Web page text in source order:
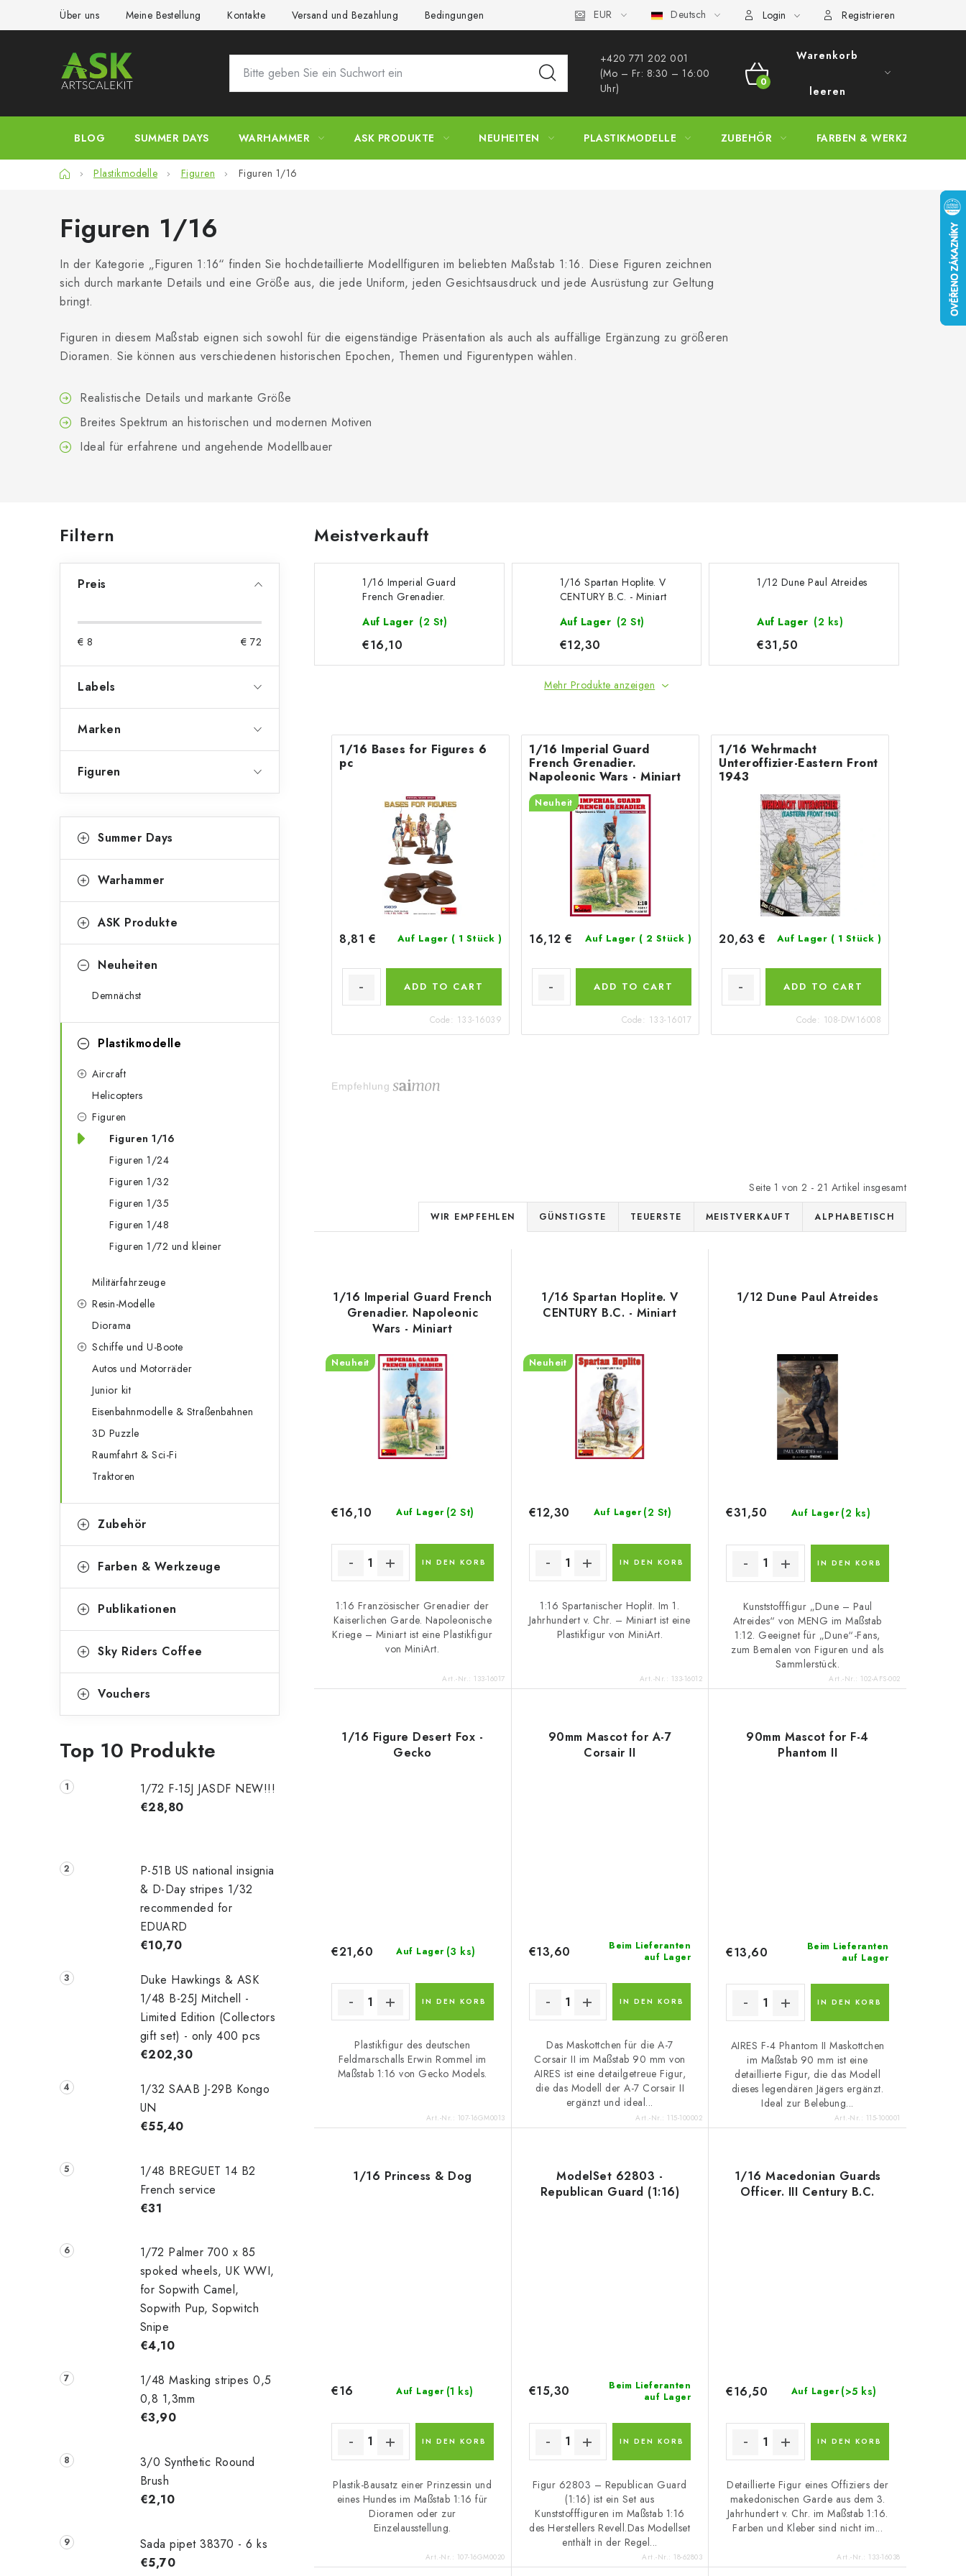
Über uns Meine Bestellung Kontakte Versand und Bezahlung Bedingungen und Konditionen Datenschutzbestimmungen Beschwerdeverfahren Großhandel
EUR Deutsch Login Registrieren
+420 771 202 001​
(Mo – Fr: 8:30 – 16:00
Uhr)
WARENKORB
Warenkorb
leeren
BLOG SUMMER DAYS WARHAMMER ASK PRODUKTE NEUHEITEN PLASTIKMODELLE ZUBEHÖR FARBEN & WERKZEUGE
StartseitePlastikmodelle Figuren Figuren 1/16
Figuren 1/16
In der Kategorie „Figuren 1:16“ finden Sie hochdetaillierte Modellfiguren im beliebten Maßstab 1:16. Diese Figuren zeichnen
sich durch markante Details und eine Größe aus, die jede Uniform, jeden Gesichtsausdruck und jede Ausrüstung zur Geltung
bringt.
Figuren in diesem Maßstab eignen sich sowohl für die eigenständige Präsentation als auch als auffällige Ergänzung zu größeren
Dioramen. Sie können aus verschiedenen historischen Epochen, Themen und Figurentypen wählen.
Realistische Details und markante Größe
Breites Spektrum an historischen und modernen Motiven
Ideal für erfahrene und angehende Modellbauer
S
e
n
l
i
s
t
Filtern
Preis
€ 8 € 72
Labels
Marken
Figuren
überspringen
a
e
o
e
Summer Days
Warhammer
ASK Produkte
Neuheiten
Demnächst
Plastikmodelle
Aircraft
Helicopters
Figuren
Figuren 1/16
Figuren 1/24
Figuren 1/32
Figuren 1/35
Figuren 1/48
Figuren 1/72 und kleiner
Militärfahrzeuge
Resin-Modelle
Diorama
Schiffe und U-Boote
Autos und Motorräder
Junior kit
Eisenbahnmodelle & Straßenbahnen
3D Puzzle
Raumfahrt & Sci-Fi
Traktoren
Zubehör
Farben & Werkzeuge
Publikationen
Sky Riders Coffee
Vouchers
Top 10 Produkte
1/72 F-15J JASDF NEW!!!
€28,80
P-51B US national insignia
& D-Day stripes 1/32
recommended for
EDUARD
€10,70
Duke Hawkings & ASK
1/48 B-25J Mitchell -
Limited Edition (Collectors
gift set) - only 400 pcs
€202,30
1/32 SAAB J-29B Kongo
UN
€55,40
1/48 ‌‌BREGUET 14 B2
French service
€31
1/72 Palmer 700 x 85
spoked wheels, UK WWI,
for Sopwith Camel,
Sopwith Pup, Sopwitch
Snipe
€4,10
1/48 Masking stripes 0,5
0,8 1,3mm
€3,90
3/0 Synthetic Roound
Brush
€2,10
Sada pipet 38370 - 6 ks
€5,70
Meistverkauft
1/16 Imperial Guard
French Grenadier.
Miniart
Auf Lager (2 St)
€16,10
1/16 Spartan Hoplite. V
CENTURY B.C. - Miniart
Auf Lager (2 St)
€12,30
1/12 Dune Paul Atreides
Auf Lager (2 ks)
€31,50
Mehr Produkte anzeigen
1/16 Bases for Figures 6
pc
8,81 € Auf Lager ( 1 Stück )
ADD TO CART
Code: 133-16039
1/16 Imperial Guard
French Grenadier.
Napoleonic Wars - Miniart
Neuheit
16,12 € Auf Lager ( 2 Stück )
ADD TO CART
Code: 133-16017
1/16 Wehrmacht
Unteroffizier-Eastern Front
1943
20,63 € Auf Lager ( 1 Stück )
ADD TO CART
Code: 108-DW16008
Empfehlung
Seite 1 von 2 - 21 Artikel insgesamt
P
r
d
u
k
t
s
o
r
i
e
r
u
n
g
WIR EMPFEHLEN GÜNSTIGSTE TEUERSTE MEISTVERKAUFT ALPHABETISCH
e
1/16 Imperial Guard French
Grenadier. Napoleonic
Wars - Miniart
Neuheit
Auf Lager (2 St)
€16,10
IN DEN KORB
1:16 Französischer Grenadier der
Kaiserlichen Garde. Napoleonische
Kriege – Miniart ist eine Plastikfigur
von MiniArt.
Art.-Nr.: 133-16017
1/16 Spartan Hoplite. V
CENTURY B.C. - Miniart
Neuheit
Auf Lager (2 St)
€12,30
IN DEN KORB
1:16 Spartanischer Hoplit. Im 1.
Jahrhundert v. Chr. – Miniart ist eine
Plastikfigur von MiniArt.
Art.-Nr.: 133-16012
1/12 Dune Paul Atreides
Auf Lager (2 ks)
€31,50
IN DEN KORB
Kunststofffigur „Dune – Paul
Atreides“ von MENG im Maßstab
1:12. Geeignet für „Dune“-Fans,
zum Bemalen von Figuren und als
Sammlerstück.
Art.-Nr.: 102-AFS-002
1/16 Figure Desert Fox -
Gecko
Auf Lager (3 ks)
€21,60
IN DEN KORB
Plastikfigur des deutschen
Feldmarschalls Erwin Rommel im
Maßstab 1:16 von Gecko Models.
Art.-Nr.: 107-16GM0013
90mm Mascot for A-7
Corsair II
Beim Lieferanten
auf Lager
€13,60
IN DEN KORB
Das Maskottchen für die A-7
Corsair II im Maßstab 90 mm von
AIRES ist eine detailgetreue Figur,
die das Modell der A-7 Corsair II
ergänzt und ideal...
Art.-Nr.: 115-100002
90mm Mascot for F-4
Phantom II
Beim Lieferanten
auf Lager
€13,60
IN DEN KORB
AIRES F-4 Phantom II Maskottchen
im Maßstab 90 mm ist eine
detaillierte Figur, die das Modell
dieses legendären Jägers ergänzt.
Ideal zur Belebung...
Art.-Nr.: 115-100001
1/16 Princess & Dog
Auf Lager (1 ks)
€16
IN DEN KORB
Plastik-Bausatz einer Prinzessin und
eines Hundes im Maßstab 1:16 für
Dioramen oder zur
Einzelausstellung.
Art.-Nr.: 107-16GM0020
ModelSet 62803 -
Republican Guard (1:16)
Beim Lieferanten
auf Lager
€15,30
IN DEN KORB
Figur 62803 – Republican Guard
(1:16) ist ein Set aus
Kunststofffiguren im Maßstab 1:16
des Herstellers Revell.Das Modellset
enthält in der Regel...
Art.-Nr.: 18-62803
1/16 Macedonian Guards
Officer. III Century B.C.
Auf Lager (>5 ks)
€16,50
IN DEN KORB
Detaillierte Figur eines Offiziers der
makedonischen Garde aus dem 3.
Jahrhundert v. Chr. im Maßstab 1:16.
Farben und Kleber sind nicht im...
Art.-Nr.: 133-16038